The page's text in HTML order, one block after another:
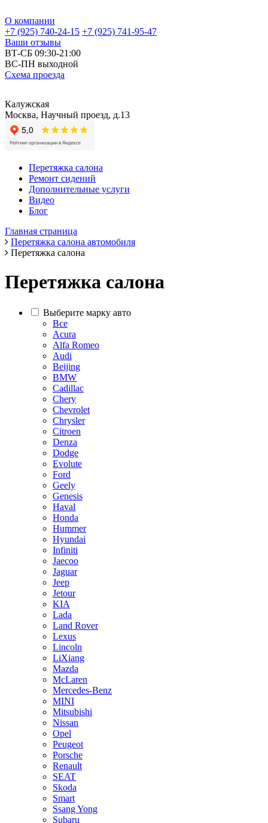
О компании
+7 (925) 740-24-15 +7 (925) 741-95-47
Ваши отзывы
ВТ-СБ 09:30-21:00
ВС-ПН выходной
Схема проезда
Калужская
Москва, Научный проезд, д.13
Перетяжка салона
Ремонт сидений
Дополнительные услуги
Видео
Блог
Главная страница
Перетяжка салона автомобиля
Перетяжка салона
Перетяжка салона
Выберите марку авто
Все
Acura
Alfa Romeo
Audi
Beijing
BMW
Cadillac
Chery
Chevrolet
Chrysler
Citroen
Denza
Dodge
Evolute
Ford
Geely
Genesis
Haval
Honda
Hummer
Hyundai
Infiniti
Jaecoo
Jaguar
Jeep
Jetour
KIA
Lada
Land Rover
Lexus
Lincoln
LiXiang
Mazda
McLaren
Mercedes-Benz
MINI
Mitsubishi
Nissan
Opel
Peugeot
Porsche
Renault
SEAT
Skoda
Smart
Ssang Yong
Subaru